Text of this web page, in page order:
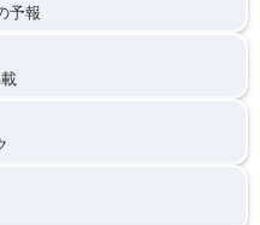
予報